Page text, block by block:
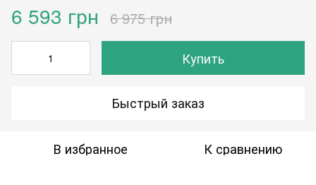
6 593 грн 6 975 грн
Купить
Быстрый заказ
В избранное К сравнению